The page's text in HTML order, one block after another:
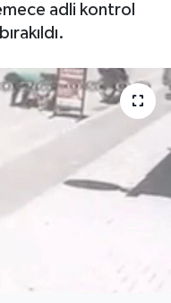
adli kontrol